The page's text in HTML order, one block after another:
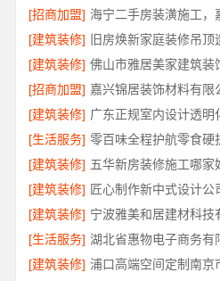
[招商加盟]
[建筑装修]
[建筑装修]
[招商加盟]
[建筑装修] 广东正规室内设计透
[生活服务]
[建筑装修]
[建筑装修] 匠心制作新中式设计公
[建筑装修] 宁波雅美和居建材科技
[生活服务]
[建筑装修] 浦口高端空间定制南京